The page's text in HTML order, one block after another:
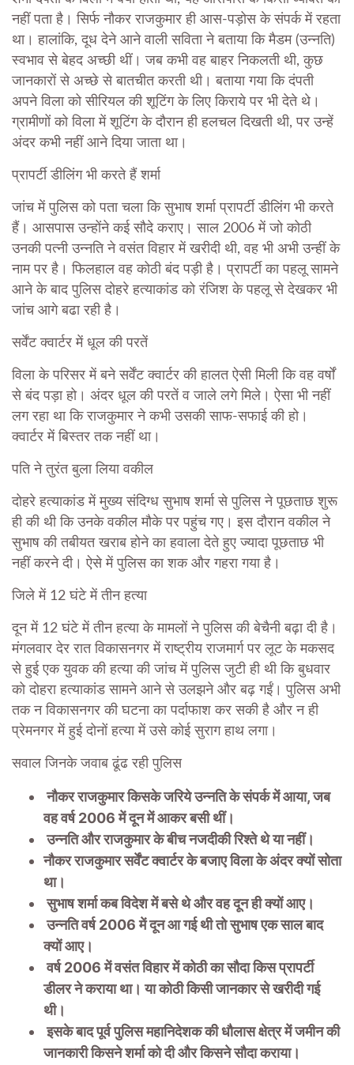
नहीं पता है। सिर्फ नौकर राजकुमार ही आस-पड़ोस के संपर्क में रहता
था। हालांकि, दूध देने आने वाली सविता ने बताया कि मैडम (उन्नति)
स्वभाव से बेहद अच्छी थीं। जब कभी वह बाहर निकलती थी, कुछ
जानकारों से अच्छे से बातचीत करती थी। बताया गया कि दंपती
अपने विला को सीरियल की शूटिंग के लिए किराये पर भी देते थे।
ग्रामीणों को विला में शूटिंग के दौरान ही हलचल दिखती थी, पर उन्हें
अंदर कभी नहीं आने दिया जाता था।
प्रापर्टी डीलिंग भी करते हैं शर्मा
जांच में पुलिस को पता चला कि सुभाष शर्मा प्रापर्टी डीलिंग भी करते
हैं। आसपास उन्होंने कई सौदे कराए। साल 2006 में जो कोठी
उनकी पत्नी उन्नति ने वसंत विहार में खरीदी थी, वह भी अभी उन्हीं के
नाम पर है। फिलहालवह कोठी बंद पड़ी है। प्रापर्टी का पहलू सामने
आने के बाद पुलिस दोहरे हत्याकांड को रंजिश के पहलू से देखकर भी
जांच आगे बढा रही है।
सर्वेंट क्वार्टर में धूल की परतें
विला के परिसर में बने सर्वेंट क्वार्टर की हालत ऐसी मिली कि वह वर्षों
से बंद पड़ा हो। अंदर धूल की परतें व जाले लगे मिले। ऐसा भी नहीं
लग रहा था कि राजकुमार ने कभी उसकी साफ-सफाई की हो।
क्वार्टर में बिस्तर तक नहीं था।
पति ने तुरंत बुला लिया वकील
दोहरे हत्याकांड में मुख्य संदिग्ध सुभाष शर्मा से पुलिस ने पूछताछ शुरू
ही की थी कि उनके वकील मौके पर पहुंच गए। इस दौरान वकील ने
सुभाष की तबीयत खराब होने का हवाला देते हुए ज्यादा पूछताछ भी
नहीं करने दी। ऐसे में पुलिस का शक और गहरा गया है।
जिले में 12 घंटे में तीन हत्या
दून में 12 घंटे में तीन हत्या के मामलों ने पुलिस की बेचैनी बढ़ा दी है।
मंगलवार देर रात विकासनगर में राष्ट्रीय राजमार्ग पर लूट के मकसद
से हुई एक युवक की हत्या की जांच में पुलिस जुटी ही थी कि बुधवार
को दोहरा हत्याकांड सामने आने से उलझने और बढ़ गईं। पुलिस अभी
तक न विकासनगर की घटना का पर्दाफाश कर सकी है और न ही
प्रेमनगर में हुई दोनों हत्या में उसे कोई सुराग हाथ लगा।
सवाल जिनके जवाब ढूंढ रही पुलिस
नौकर राजकुमार किसके जरिये उन्नति के संपर्क में आया, जब
वह वर्ष 2006 में दून में आकर बसी थीं।
उन्नति और राजकुमार के बीच नजदीकी रिश्ते थे या नहीं।
नौकर राजकुमार सर्वेंट क्वार्टर के बजाए विला के अंदर क्यों सोता
था।
सुभाष शर्मा कब विदेश में बसे थे और वह दून ही क्यों आए।
उन्नति वर्ष 2006 में दून आ गई थी तो सुभाष एक साल बाद
क्यों आए।
वर्ष 2006 में वसंत विहार में कोठी का सौदा किस प्रापर्टी
डीलर ने कराया था। या कोठी किसी जानकार से खरीदी गई
थी।
इसके बाद पूर्व पुलिस महानिदेशक की धौलास क्षेत्र में जमीन की
जानकारी किसने शर्मा को दी और किसने सौदा कराया।